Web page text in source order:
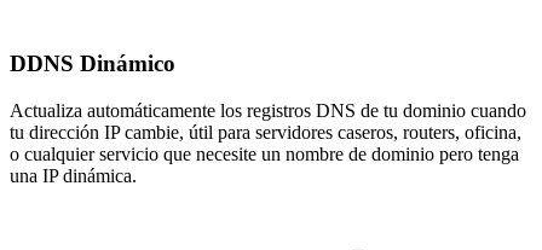
DDNS Dinámico
Actualiza automáticamente los registros DNS de tu dominio cuando
tu dirección IP cambie, útil para servidores caseros, routers, oficina,
o cualquier servicio que necesite un nombre de dominio pero tenga
una IP dinámica.